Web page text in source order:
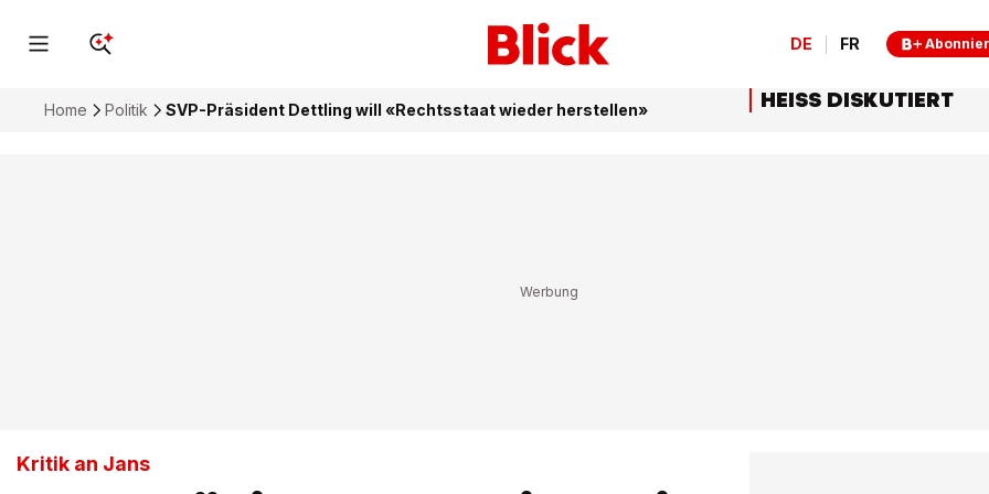
DE FR
Home Politik SVP-Präsident Dettling will «Rechtsstaat wieder herstellen»
Kritik an Jans
HEISS DISKUTIERT